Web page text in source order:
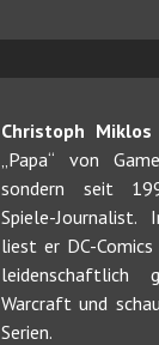
Christoph Miklos
„Papa“ von
sondern seit
Spiele-
liest er DC-
Warcraft und
Serien.